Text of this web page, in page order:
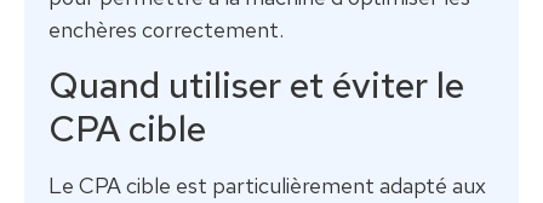
enchères correctement.
Quand utiliser et éviter le
CPA cible
Le CPA cible est particulièrement adapté aux